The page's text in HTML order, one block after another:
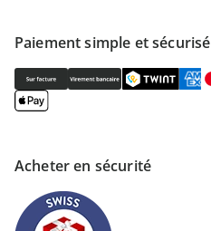
Paiement simple et sécurisé
Acheter en sécurité